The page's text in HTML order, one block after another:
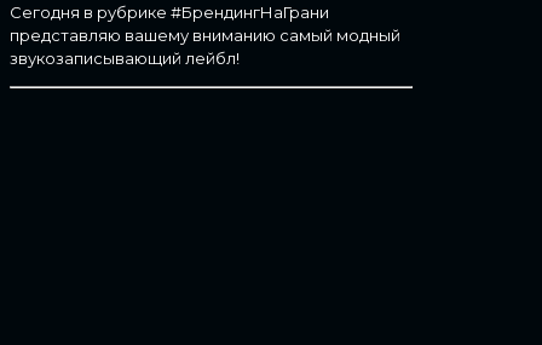
Сегодня в рубрике #БрендингНаГрани
представляю вашему вниманию самый модный
звукозаписывающий лейбл!